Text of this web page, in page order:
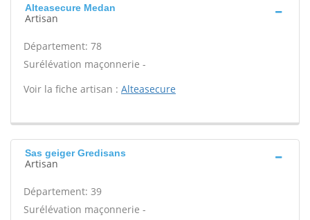
Alteasecure Medan
Artisan
Département: 78
Surélévation maçonnerie -
Voir la fiche artisan : Alteasecure
Sas geiger Gredisans
Artisan
Département: 39
Surélévation maçonnerie -